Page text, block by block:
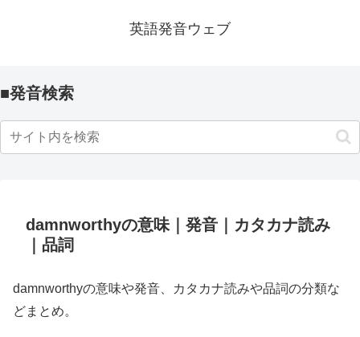
英語発音ウェブ
■発音検索
damnworthyの意味｜発音｜カタカナ読み
｜品詞
damnworthyの意味や発音、カタカナ読みや品詞の分類な
どまとめ。